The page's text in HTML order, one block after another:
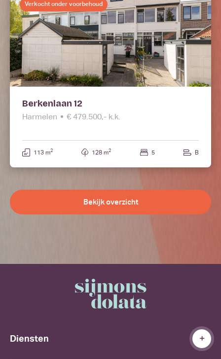
Verkocht onder voorbehoud
Berkenlaan 12
Harmelen € 479.500,- k.k.
113 m2 128 m2 5 B
Bekijk overzicht
Diensten